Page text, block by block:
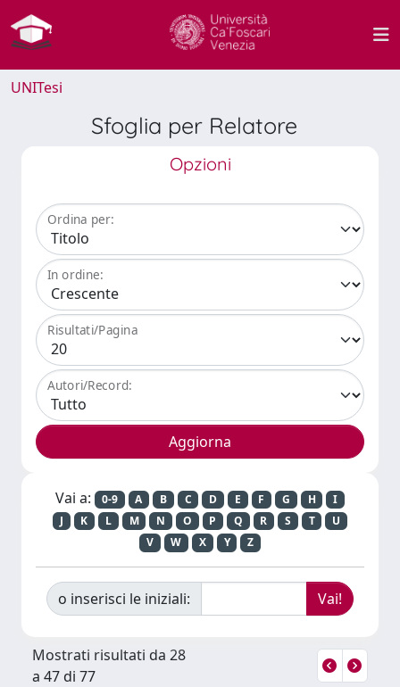
UNITesi
Sfoglia per Relatore
Opzioni
Ordina per:
In ordine:
Risultati/Pagina
Autori/Record:
Vai a: 0-9 A B C D E F G H
I
J
K L M N O P Q R S T
U
V
W X Y Z
o inserisci le iniziali:
Mostrati risultati da 28
a 47 di 77